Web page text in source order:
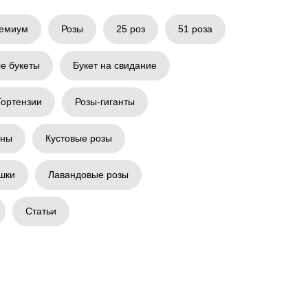
Розы 25 роз 51 роза
букеты Букет на свидание
Розы-гиганты
Кустовые розы
Лавандовые розы
Статьи